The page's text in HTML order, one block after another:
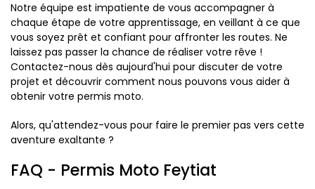
Notre équipe est impatiente de vous accompagner à
chaque étape de votre apprentissage, en veillant à ce que
vous soyez prêt et confiant pour affronter les routes. Ne
laissez pas passer la chance de réaliser votre rêve !
Contactez-nous dès aujourd'hui pour discuter de votre
projet et découvrir comment nous pouvons vous aider à
obtenir votre permis moto.
Alors, qu'attendez-vous pour faire le premier pas vers cette
aventure exaltante ?
FAQ - Permis Moto Feytiat